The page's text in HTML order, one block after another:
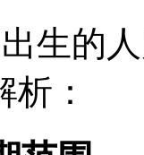
生的
：